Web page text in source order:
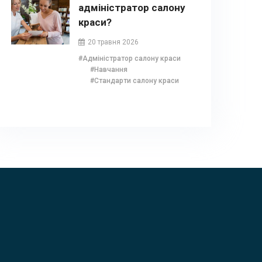
адміністратор салону
краси?
20 травня 2026
#Адміністратор салону краси
#Навчання
#Стандарти салону краси